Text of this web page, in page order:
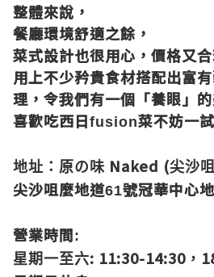
整體來說，
餐廳環境舒適之餘，
菜式設計也很用心，價格又合
用上不少矜貴食材搭配出富
理，令我們有一個「養眼」的
喜歡吃西日fusion菜不妨一試
地址：原の味 Naked (尖沙咀
尖沙咀麼地道61號冠華中心
營業時間:
星期一至六: 11:30-14:30 ，